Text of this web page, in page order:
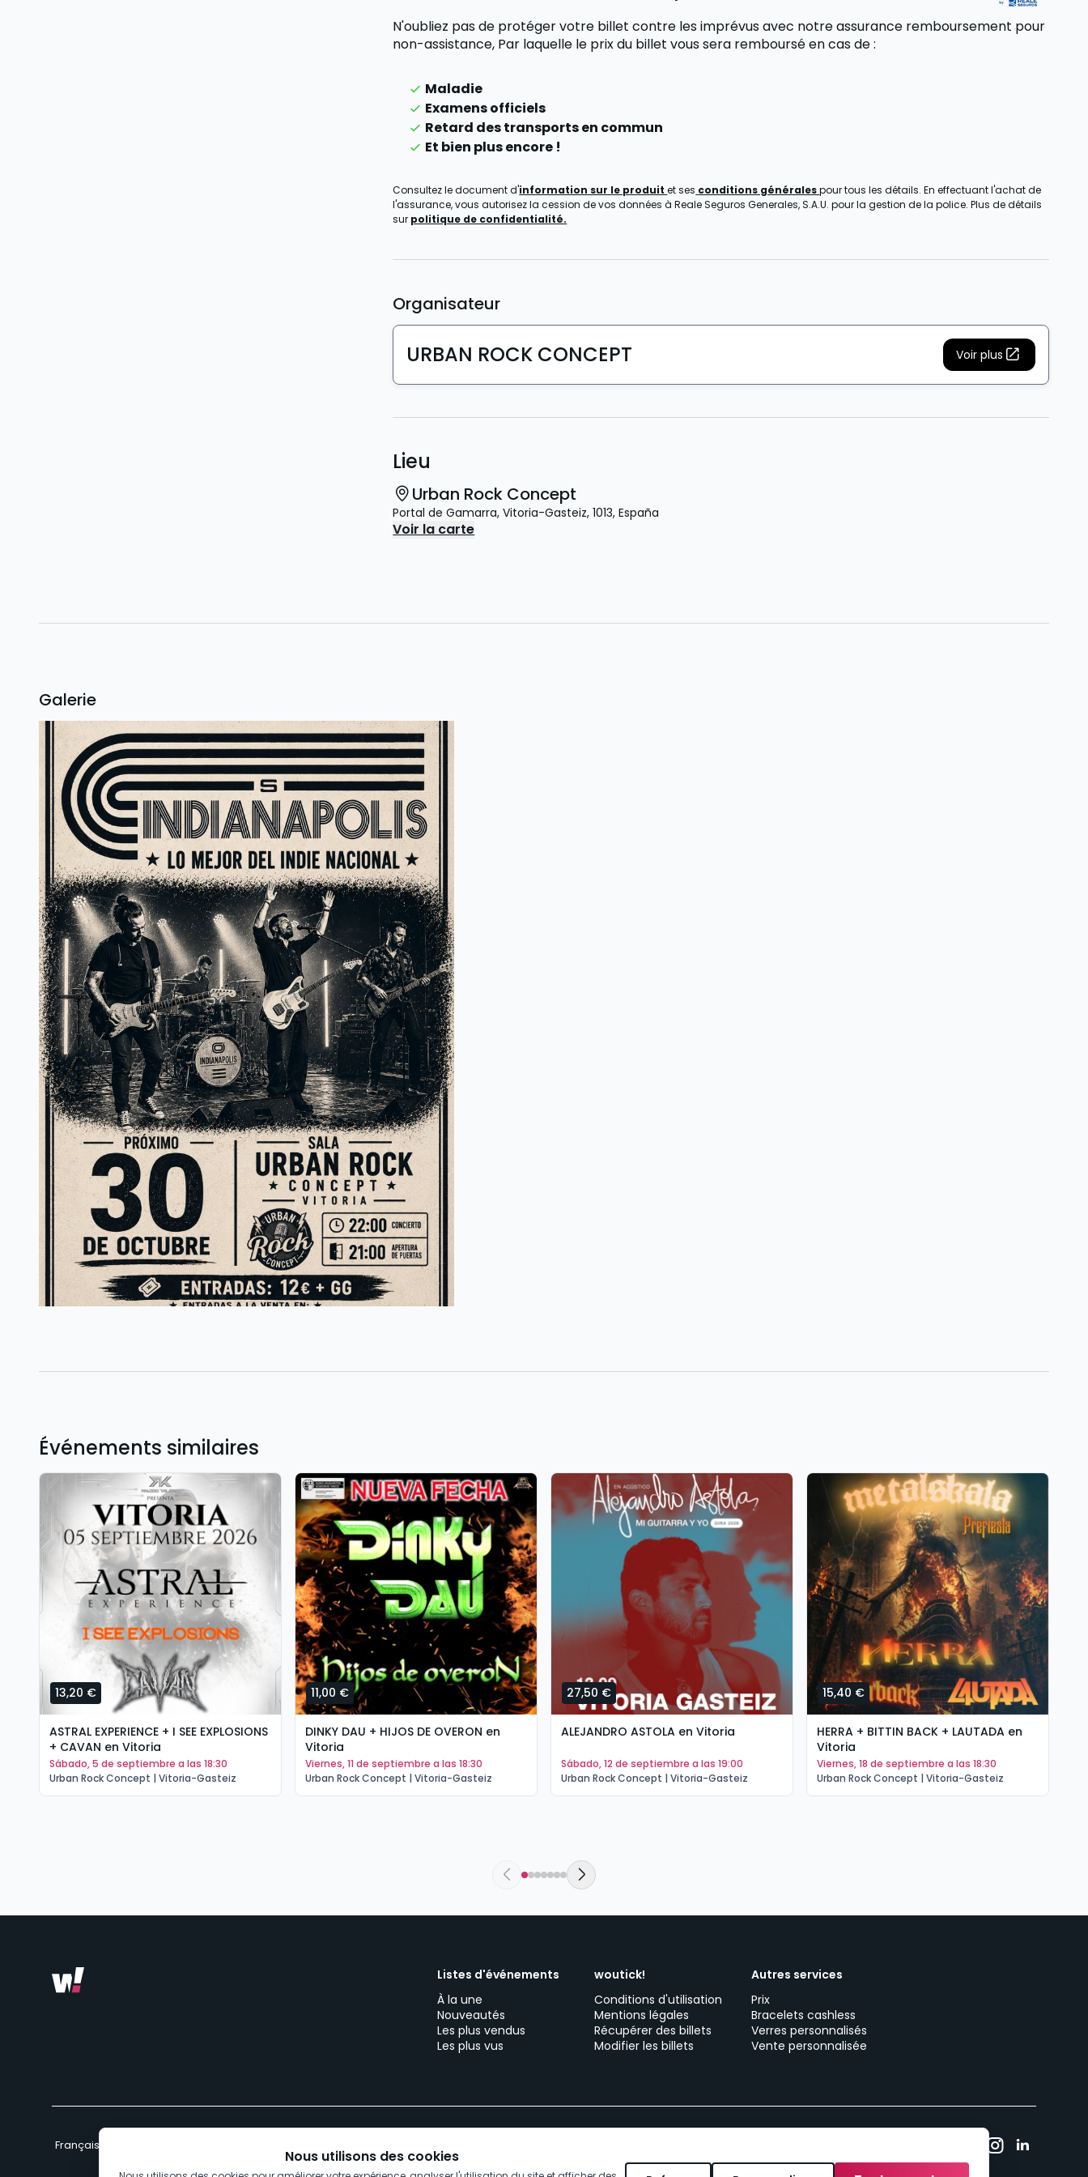
N'oubliez pas de protéger votre billet contre les imprévus avec notre assurance remboursement pour
non-assistance, Par laquelle le prix du billet vous sera rembourséen cas de:
Maladie
Examens officiels
Retard des transports en commun
Et bien plus encore !
Consultez le document d'information sur le produitet ses conditions généralespour tous les détails. En effectuant l'achat de
l'assurance, vous autorisez la cession de vos données à Reale Seguros Generales, S.A.U. pour la gestion de la police. Plus de détails
sur politique de confidentialité.
Organisateur
URBAN ROCK CONCEPT Voir plus
Lieu
Urban Rock Concept
Portal de Gamarra, Vitoria-Gasteiz, 1013, España
Voir la carte
Galerie
Événements similaires
13,20 €
ASTRAL EXPERIENCE + I SEE EXPLOSIONS
+ CAVAN en Vitoria
sábado, 5 de septiembre a las 18:30
Urban Rock Concept | Vitoria-Gasteiz
11,00 €
DINKY DAU + HIJOS DE OVERON en
Vitoria
viernes, 11 de septiembre a las 18:30
Urban Rock Concept | Vitoria-Gasteiz
27,50 €
ALEJANDRO ASTOLA en Vitoria
sábado, 12 de septiembre a las 19:00
Urban Rock Concept | Vitoria-Gasteiz
15,40 €
HERRA + BITTIN BACK + LAUTADA en
Vitoria
viernes, 18 de septiembre a las 18:30
Urban Rock Concept | Vitoria-Gasteiz
Listes d'événements
À la une
Nouveautés
Les plus vendus
Les plus vus
woutick!
Conditions d'utilisation
Mentions légales
Récupérer des billets
Modifier les billets
Autres services
Prix
Bracelets cashless
Verres personnalisés
Vente personnalisée
Nous utilisons des cookies